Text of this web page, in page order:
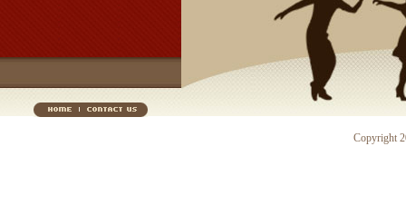
Copyright